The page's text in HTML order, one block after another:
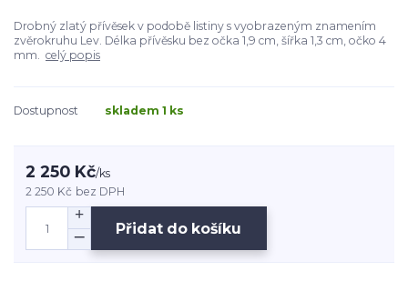
Drobný zlatý přívěsek v podobě listiny s vyobrazeným znamením
zvěrokruhu Lev. Délka přívěsku bez očka 1,9 cm, šířka 1,3 cm, očko 4
mm. celý popis
Dostupnost skladem 1 ks
2 250 Kč/ks
2 250 Kč bez DPH
Přidat do košíku